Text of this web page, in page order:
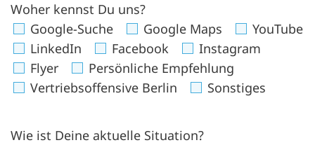
Woher kennst Du uns?
Google-Suche
Google Maps
YouTube
LinkedIn
Facebook
Instagram
Flyer
Persönliche Empfehlung
Vertriebsoffensive Berlin
Sonstiges
Wie ist Deine aktuelle Situation?